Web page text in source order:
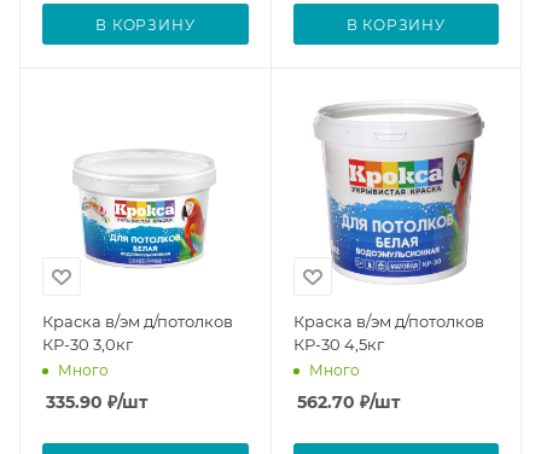
В КОРЗИНУ В КОРЗИНУ
Краска в/эм д/потолков
КР-30 3,0кг
Много
335.90 ₽/шт
Краска в/эм д/потолков
КР-30 4,5кг
Много
562.70 ₽/шт